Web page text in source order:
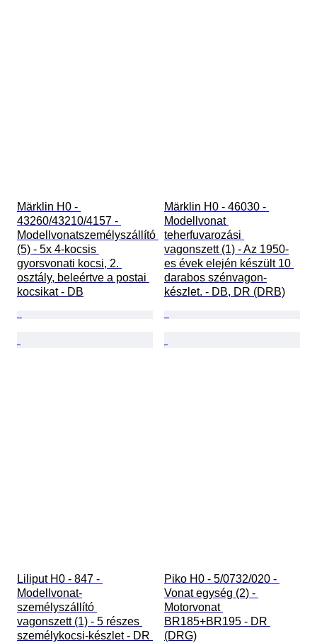
Märklin H0 -
43260/43210/4157 -
Modellvonatszemélyszállító
(5) - 5x 4-kocsis
gyorsvonati kocsi, 2.
osztály, beleértve a postai
kocsikat - DB
Märklin H0 - 46030 -
Modellvonat
teherfuvarozási
vagonszett (1) - Az 1950-
es évek elején készült 10
darabos szénvagon-
készlet. - DB, DR (DRB)
Liliput H0 - 847 -
Modellvonat-
személyszállító
vagonszett (1) - 5 részes
személykocsi-készlet - DR
Piko H0 - 5/0732/020 -
Vonat egység (2) -
Motorvonat
BR185+BR195 - DR
(DRG)